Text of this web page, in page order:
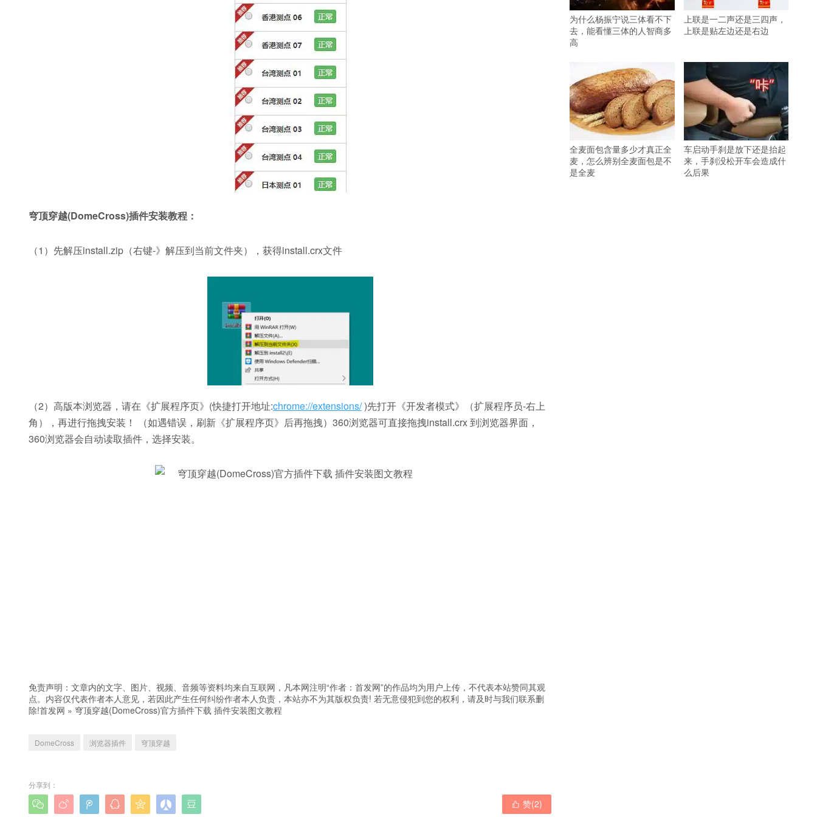
穹顶穿越(DomeCross)插件安装教程：
（1）先解压install.zip（右键-》解压到当前文件夹），获得install.crx文件
（2）高版本浏览器，请在《扩展程序页》(快捷打开地址:chrome://extensions/)先打开《开发者模式》（扩展程序员-右上
角），再进行拖拽安装！ （如遇错误，刷新《扩展程序页》后再拖拽）360浏览器可直接拖拽install.crx 到浏览器界面，
360浏览器会自动读取插件，选择安装。
免责声明：文章内的文字、图片、视频、音频等资料均来自互联网，凡本网注明“作者：首发网”的作品均为用户上传，不代表本站赞同其观
点。内容仅代表作者本人意见，若因此产生任何纠纷作者本人负责，本站亦不为其版权负责! 若无意侵犯到您的权利，请及时与我们联系删
除!首发网 » 穹顶穿越(DomeCross)官方插件下载 插件安装图文教程
DomeCross 浏览器插件 穹顶穿越
分享到：
        赞(2)
为什么杨振宁说三体看不下
去，能看懂三体的人智商多
高
上联是一二声还是三四声，
上联是贴左边还是右边
全麦面包含量多少才真正全
麦，怎么辨别全麦面包是不
是全麦
车启动手刹是放下还是抬起
来，手刹没松开车会造成什
么后果